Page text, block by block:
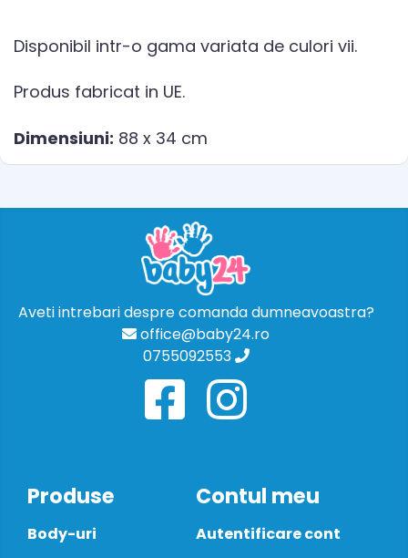
Disponibil intr-o gama variata de culori vii.
Produs fabricat in UE.
Dimensiuni: 88 x 34 cm
Aveti intrebari despre comanda dumneavoastra?
office@baby24.ro
0755092553
Produse
Body-uri
Contul meu
Autentificare cont